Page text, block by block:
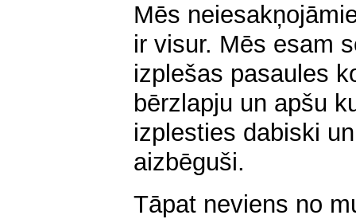
Mēs
ir visur. Mēs esam
izplešas pasaules
bērzlapju un apšu
izplesties dabiski
aizbēguši.
Tāpat neviens no